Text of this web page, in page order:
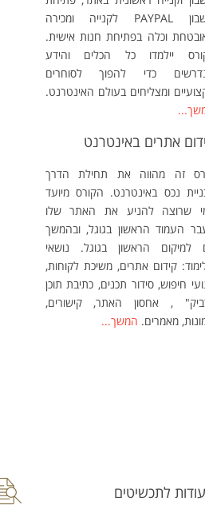
חשבון PAYPAL לקנייה ומכירה
וכלה בפתיחת חנות אישית.
יילמדו כל הכלים והידע
כדי להפוך לסוחרים
ומצליחים בעולם האינטרנט.
אתרים באינטרנט
זה מהווה את תחילת הדרך
נכס באינטרנט. הקורס מיועד
שרוצה להניע את האתר שלו
העמוד הראשון בגוגל, ובהמשך
למיקום הראשון בגוגל. נושאי
קידום אתרים, משיכת לקוחות,
חיפוש, סידור תכנים, כתיבת תוכן
, אחסון האתר, קישורים,
מאמרים. המשך...
לתכשיטים